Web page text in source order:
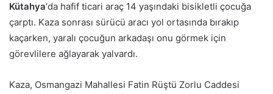
Kütahya‘da hafif ticari araç 14 yaşındaki bisikletli çocuğa
çarptı. Kaza sonrası sürücü aracı yol ortasında bırakıp
kaçarken, yaralı çocuğun arkadaşı onu görmek için
görevlilere ağlayarak yalvardı.
Kaza, Osmangazi Mahallesi Fatin Rüştü Zorlu Caddesi